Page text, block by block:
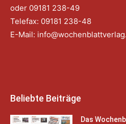
oder 09181 238-49
Telefax: 09181 238-48
E-Mail:
Beliebte Beiträge
Das